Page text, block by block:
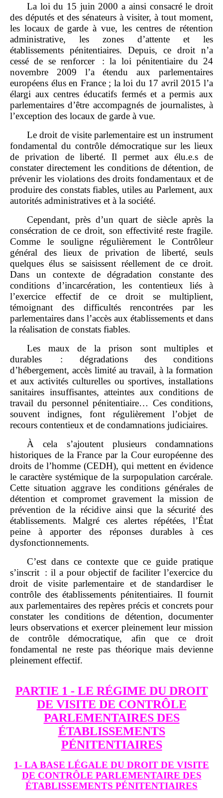
La loi du 15 juin 2000 a ainsi consacré le droit
des députés et des sénateurs à visiter, à tout moment,
les locaux de garde à vue, les centres de rétention
administrative, les zones d’attente et les
établissements pénitentiaires. Depuis, ce droit n’a
cessé de se renforcer : la loi pénitentiaire du 24
novembre 2009 l’a étendu aux parlementaires
européens élus en France ; la loi du 17 avril 2015 l’a
élargi aux centres éducatifs fermés et a permis aux
parlementaires d’être accompagnés de journalistes, à
l’exception des locaux de garde à vue.
Le droit de visite parlementaire est un instrument
fondamental du contrôle démocratique sur les lieux
de privation de liberté. Il permet aux élu.e.s de
constater directement les conditions de détention, de
prévenir les violations des droits fondamentaux et de
produire des constats fiables, utiles au Parlement, aux
autorités administratives et à la société.
Cependant, près d’un quart de siècle après la
consécration de ce droit, son effectivité reste fragile.
Comme le souligne régulièrement le Contrôleur
général des lieux de privation de liberté, seuls
quelques élus se saisissent réellement de ce droit.
Dans un contexte de dégradation constante des
conditions d’incarcération, les contentieux liés à
l’exercice effectif de ce droit se multiplient,
témoignant des difficultés rencontrées par les
parlementaires dans l’accès aux établissements et dans
la réalisation de constats fiables.
Les maux de la prison sont multiples et
durables : dégradations des conditions
d’hébergement, accès limité au travail, à la formation
et aux activités culturelles ou sportives, installations
sanitaires insuffisantes, atteintes aux conditions de
travail du personnel pénitentiaire… Ces conditions,
souvent indignes, font régulièrement l’objet de
recours contentieux et de condamnations judiciaires.
À cela s’ajoutent plusieurs condamnations
historiques de la France par la Cour européenne des
droits de l’homme (CEDH), qui mettent en évidence
le caractère systémique de la surpopulation carcérale.
Cette situation aggrave les conditions générales de
détention et compromet gravement la mission de
prévention de la récidive ainsi que la sécurité des
établissements. Malgré ces alertes répétées, l’État
peine à apporter des réponses durables à ces
dysfonctionnements.
C’est dans ce contexte que ce guide pratique
s’inscrit : il a pour objectif de faciliter l’exercice du
droit de visite parlementaire et de standardiser le
contrôle des établissements pénitentiaires. Il fournit
aux parlementaires des repères précis et concrets pour
constater les conditions de détention, documenter
leurs observations et exercer pleinement leur mission
de contrôle démocratique, afin que ce droit
fondamental ne reste pas théorique mais devienne
pleinement effectif.
PARTIE 1 - LE RÉGIME DU DROIT
DE VISITE DE CONTRÔLE
PARLEMENTAIRES DES
ÉTABLISSEMENTS
PÉNITENTIAIRES
1- LA BASE LÉGALE DU DROIT DE VISITE
DE CONTRÔLE PARLEMENTAIRE DES
ÉTABLISSEMENTS PÉNITENTIAIRES